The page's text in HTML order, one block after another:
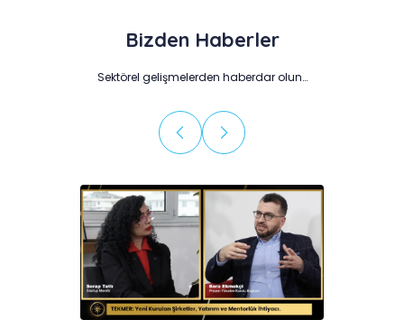
Bizden Haberler
Sektörel gelişmelerden haberdar olun…